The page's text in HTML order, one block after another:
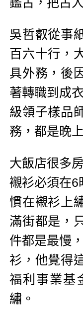
吳哲叡從事
百六十行，
具外務，後
著轉職到成
級領子樣品
務，都是晚
大飯店很多
襯衫必須在6
慣在襯衫上
滿街都是，
件都是最慢
衫，他覺得
福利事業基
繡。